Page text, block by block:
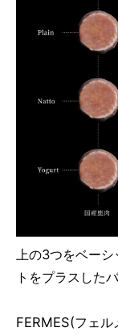
上の3つをベー
トをプラスした
FERMES(フェル